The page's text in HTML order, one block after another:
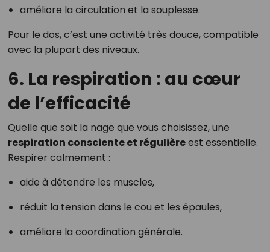
améliore la circulation et la souplesse.
Pour le dos, c’est une activité très douce, compatible
avec la plupart des niveaux.
6. La respiration : au cœur
de l’efficacité
Quelle que soit la nage que vous choisissez, une
respiration consciente et régulièreest essentielle.
Respirer calmement :
aide à détendre les muscles,
réduit la tension dans le cou et les épaules,
améliore la coordination générale.